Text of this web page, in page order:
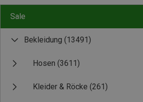
Sale
Bekleidung (13491)
Hosen (3611)
Kleider & Röcke (261)